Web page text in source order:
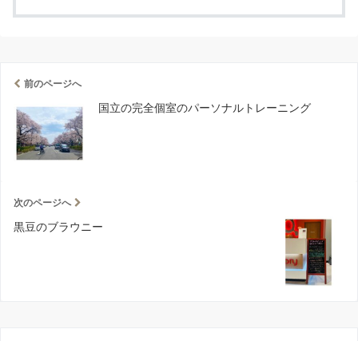
前のページへ
国立の完全個室のパーソナルトレーニング
次のページへ
黒豆のブラウニー